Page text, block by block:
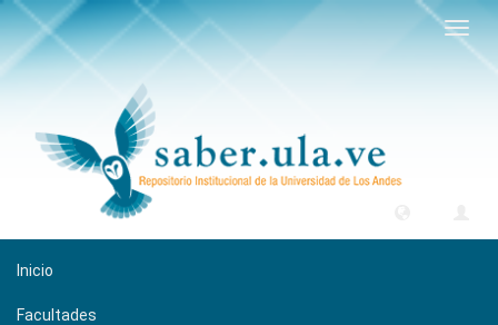
Inicio
Facultades